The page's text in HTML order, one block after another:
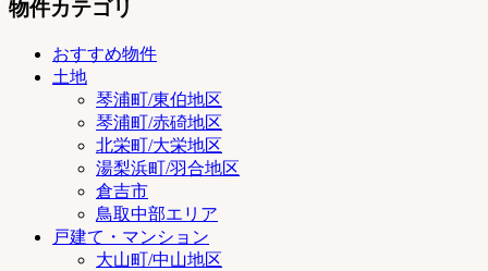
物件カテゴリ
おすすめ物件
土地
琴浦町/東伯地区
琴浦町/赤碕地区
北栄町/大栄地区
湯梨浜町/羽合地区
倉吉市
鳥取中部エリア
戸建て・マンション
大山町/中山地区